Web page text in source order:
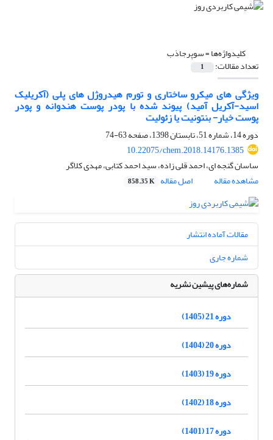
کلیدواژه‌ها =سوپرجاذب
تعداد مقالات: 1
ویژگی های میکرو ساختاری و تورم هیدروژل های پلی (آکریلیک
اسید-آکریل آمید) پیوند شده با پودر پوست هندوانه و پودر
پوست خیار- بنتونیت یا زئولیت
دوره 14، شماره 51، تابستان 1398، صفحه
63-74
10.22075/chem.2018.14176.1385
ساسان گنجه ای، احمد قلی زاده، سید احمد کتابی، مهدی کلاگر
مشاهده مقاله
اصل مقاله 858.35 K
مقالات آماده انتشار
شماره جاری
شماره‌های پیشین نشریه
دوره 21 (1405)
دوره 20 (1404)
دوره 19 (1403)
دوره 18 (1402)
دوره 17 (1401)